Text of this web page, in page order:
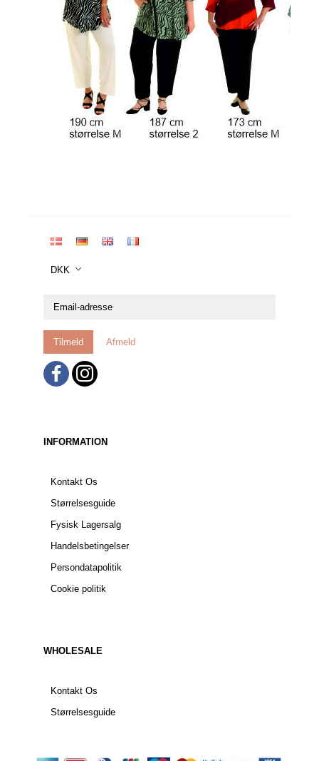
DKK
Email-
Tilmeld Afmeld
INFORMATION
Kontakt Os
Størrelsesguide
Fysisk Lagersalg
Handelsbetingelser
Persondatapolitik
Cookie politik
WHOLESALE
Kontakt Os
Størrelsesguide